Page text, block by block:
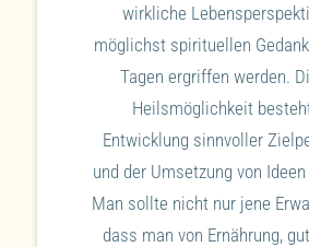
wirkliche
möglichst spirituellen
Tagen ergriffen werden.
Heilsmöglichkeit
Entwicklung sinnvoller
und der Umsetzung von
Man sollte nicht nur jene
dass man von Ernährung,